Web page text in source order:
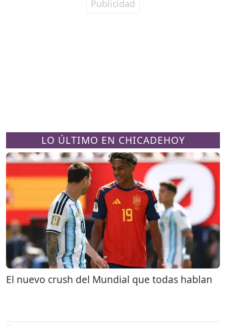
LO ÚLTIMO EN CHICADEHOY
El nuevo crush del Mundial que todas hablan